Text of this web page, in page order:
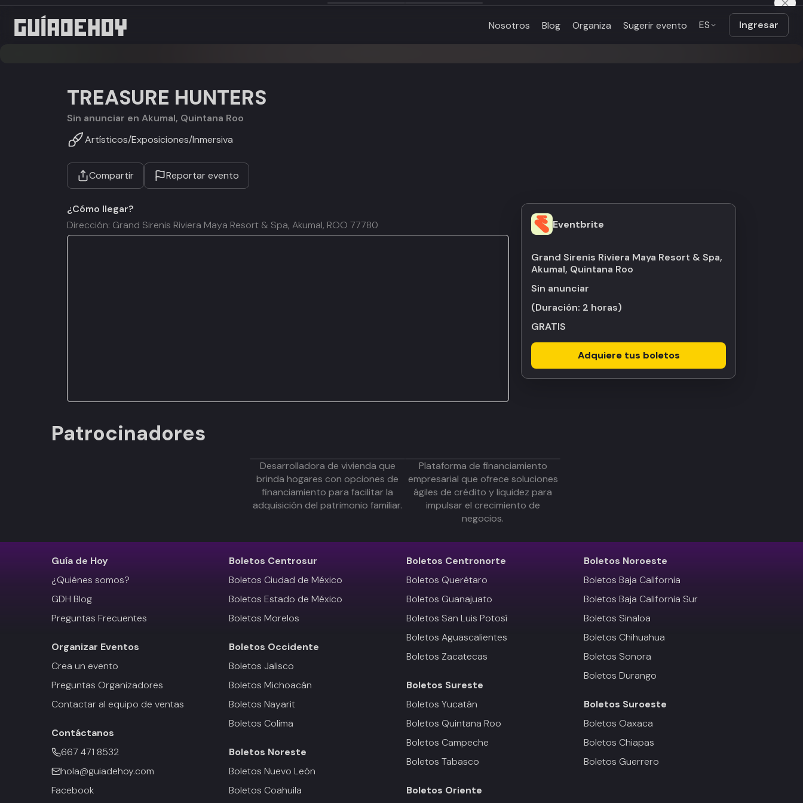
Nosotros Blog Organiza Sugerir evento ES Ingresar
TREASURE HUNTERS
Sin anunciar en Akumal, Quintana Roo
Artísticos/Exposiciones/Inmersiva
Compartir Reportar evento
Eventbrite
Grand Sirenis Riviera Maya Resort & Spa,
Akumal, Quintana Roo
Sin anunciar
(Duración: 2 horas)
GRATIS
Adquiere tus boletos
¿Cómo llegar?
Dirección: Grand Sirenis Riviera Maya Resort & Spa, Akumal, ROO 77780
Patrocinadores
Desarrolladora de vivienda que
brinda hogares con opciones de
financiamiento para facilitar la
adquisición del patrimonio familiar.
Plataforma de financiamiento
empresarial que ofrece soluciones
ágiles de crédito y liquidez para
impulsar el crecimiento de
negocios.
Guía de Hoy
¿Quiénes somos?
GDH Blog
Preguntas Frecuentes
Organizar Eventos
Crea un evento
Preguntas Organizadores
Contactar al equipo de ventas
Contáctanos
667 471 8532
hola@guiadehoy.com
Facebook
Boletos Centrosur
Boletos Ciudad de México
Boletos Estado de México
Boletos Morelos
Boletos Occidente
Boletos Jalisco
Boletos Michoacán
Boletos Nayarit
Boletos Colima
Boletos Noreste
Boletos Nuevo León
Boletos Coahuila
Boletos Centronorte
Boletos Querétaro
Boletos Guanajuato
Boletos San Luis Potosí
Boletos Aguascalientes
Boletos Zacatecas
Boletos Sureste
Boletos Yucatán
Boletos Quintana Roo
Boletos Campeche
Boletos Tabasco
Boletos Oriente
Boletos Noroeste
Boletos Baja California
Boletos Baja California Sur
Boletos Sinaloa
Boletos Chihuahua
Boletos Sonora
Boletos Durango
Boletos Suroeste
Boletos Oaxaca
Boletos Chiapas
Boletos Guerrero